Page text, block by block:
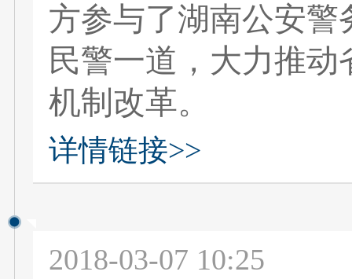
方参与了湖南公安
民警一道，大力推动
机制改革。
详情链接>>
2018-03-07 10:25